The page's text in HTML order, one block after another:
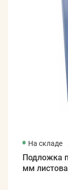
На складе
Подложка
мм